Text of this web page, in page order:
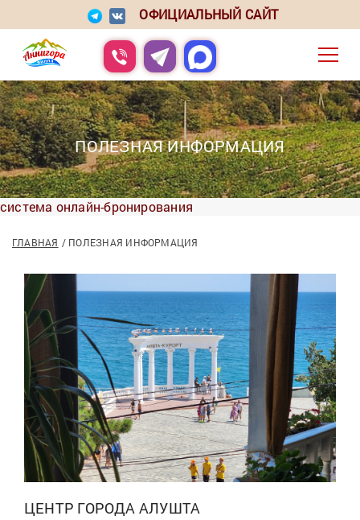
ОФИЦИАЛЬНЫЙ САЙТ
ПОЛЕЗНАЯ ИНФОРМАЦИЯ
система онлайн-бронирования
ГЛАВНАЯ ПОЛЕЗНАЯ ИНФОРМАЦИЯ
ЦЕНТР ГОРОДА АЛУШТА